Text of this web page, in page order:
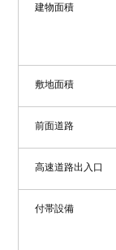
建物面積
敷地面積
前面道路
高速道路出入口
付帯設備